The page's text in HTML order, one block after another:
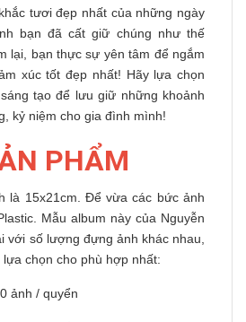
tươi đẹp nhất của những ngày
bạn đã cất giữ chúng như thế
lại, bạn thực sự yên tâm để ngắm
xúc tốt đẹp nhất! Hãy lựa chọn
tạo để lưu giữ những khoảnh
kỷ niệm cho gia đình mình!
PHẨM
là 15x21cm. Để vừa các bức ảnh
Mẫu album này của Nguyễn
với số lượng đựng ảnh khác nhau,
chọn cho phù hợp nhất:
ảnh / quyển